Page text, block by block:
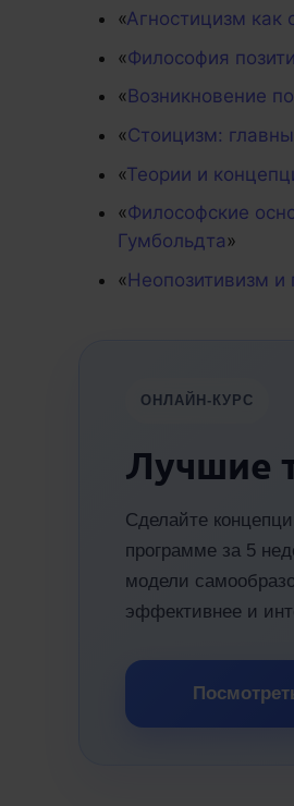
«Агностицизм как
«Философия
«Возникновение
«Стоицизм:
«Теории и
«Философские
Гумбольдта»
«Неопозитивизм
ОНЛАЙН-КУРС
Лучшие
Сделайте
программе за 5
модели
эффективнее и